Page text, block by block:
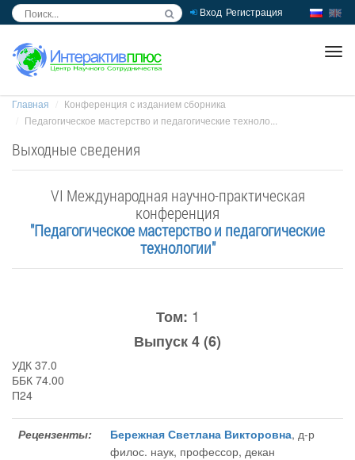
Вход Регистрация
Главная
Конференция с изданием сборника
Педагогическое мастерство и педагогические техноло...
Выходные сведения
VI Международная научно-практическая
конференция
"Педагогическое мастерство и педагогические
технологии"
Том: 1
Выпуск 4 (6)
УДК 37.0
ББК 74.00
П24
Рецензенты: Бережная Светлана Викторовна, д-р
филос. наук, профессор, декан